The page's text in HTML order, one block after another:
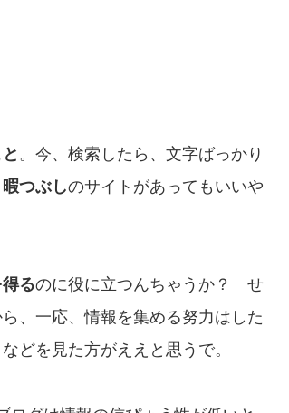
。今、検索したら、文字ばっかり
暇つぶしのサイトがあってもいいや
るのに役に立つんちゃうか？ せ
、一応、情報を集める努力はした
どを見た方がええと思うで。